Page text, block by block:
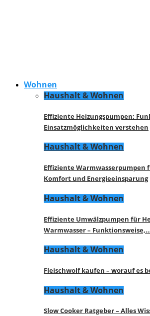
Wohnen
Haushalt & Wohnen
Effiziente Heizungspumpen:
Einsatzmöglichkeiten verstehen
Haushalt & Wohnen
Effiziente Warmwasserpumpen
Komfort und Energieeinsparung
Haushalt & Wohnen
Effiziente Umwälzpumpen für
Warmwasser –
Haushalt & Wohnen
Fleischwolf kaufen – worauf es
Haushalt & Wohnen
Slow Cooker Ratgeber – Alles